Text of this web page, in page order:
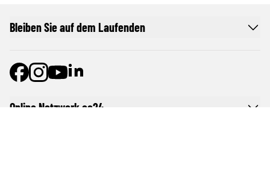
Online Netzwerk oe24
Bleiben Sie auf dem Laufenden